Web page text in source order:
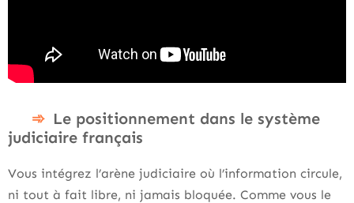
Le positionnement dans le système
judiciaire français
Vous intégrez l’arène judiciaire où l’information circule,
ni tout à fait libre, ni jamais bloquée. Comme vous le